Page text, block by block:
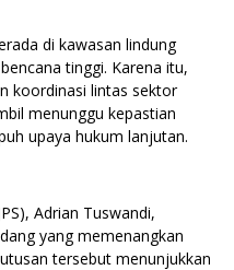
di kawasan lindung
tinggi. Karena itu,
koordinasi lintas sektor
menunggu kepastian
upaya hukum lanjutan.
Adrian Tuswandi,
yang memenangkan
tersebut menunjukkan